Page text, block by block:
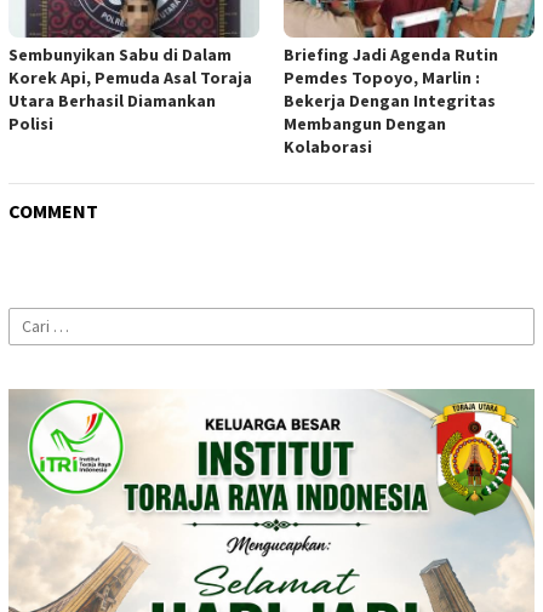
Sembunyikan Sabu di Dalam
Korek Api, Pemuda Asal Toraja
Utara Berhasil Diamankan
Polisi
Briefing Jadi Agenda Rutin
Pemdes Topoyo, Marlin :
Bekerja Dengan Integritas
Membangun Dengan
Kolaborasi
COMMENT
Cari
untuk: